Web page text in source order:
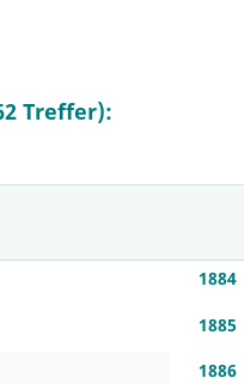
Treffer):
1884
1885
1886